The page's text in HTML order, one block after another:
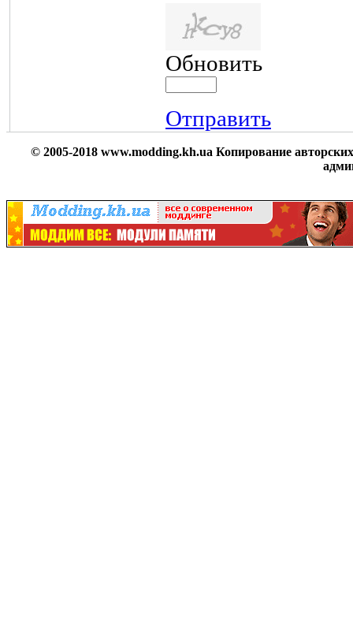
Обновить
Отправить
© 2005-2018 www.modding.kh.ua Копирование